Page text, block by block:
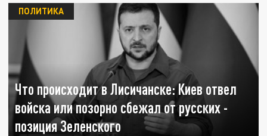
Что происходит в Лисичанске: Киев отвел
войска или позорно сбежал от русских -
позиция Зеленского
ПОЛИТИКА